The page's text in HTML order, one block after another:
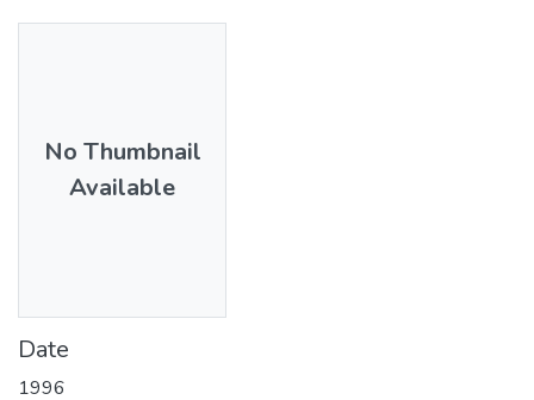
No Thumbnail
Available
Date
1996